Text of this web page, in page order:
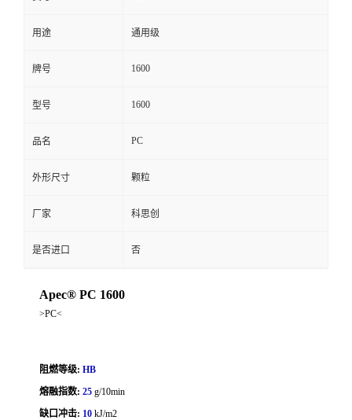
用途 通用级
牌号 1600
型号 1600
品名 PC
外形尺寸 颗粒
厂家 科思创
是否进口 否
Apec® PC 1600
>PC<
阻燃等级: HB
熔融指数: 25 g/10min
缺口冲击: 10 kJ/m2